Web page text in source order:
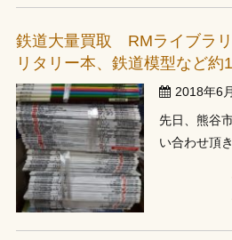
方が申し訳
としては量
先日お電話
た、東京 ...
鉄道大量買取 RMライブラリ
リタリー本、鉄道模型など
2018年6
先日、熊谷
い合わせ頂
でしたが、
様です。内